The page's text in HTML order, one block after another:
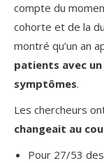
compte du
cohorte et de la
montré qu’un an
patients avec
symptômes.
Les chercheurs
changeait au
Pour 27/53